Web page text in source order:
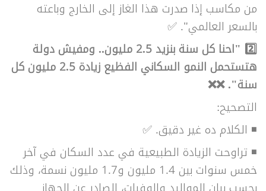
من مكاسب إذا صدرت هذا الغاز إلى الخارج وباعته
بالسعر العالمي". ✅
2️⃣ "احنا كل سنة بنزيد 2.5 مليون.. ومفيش دولة
هتستحمل النمو السكاني الفظيع زيادة 2.5 مليون كل
سنة". ❌❌
التصحيح:
◾ الكلام ده غير دقيق. ✅
◾ تراوحت الزيادة الطبيعية في عدد السكان في آخر
خمس سنوات بين 1.4 مليون و1.7 مليون نسمة، وذلك